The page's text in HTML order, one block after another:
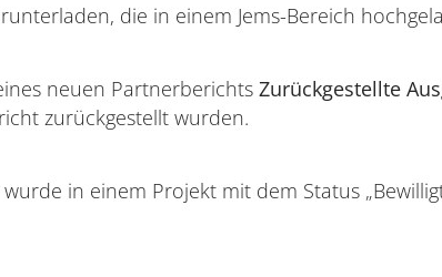
die in einem Jems-Bereich
neuen PartnerberichtsZurückgestellte
zurückgestellt wurden.
in einem Projekt mit dem Status